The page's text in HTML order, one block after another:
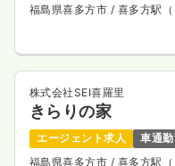
福島県喜多方市 / 喜多方駅
株式会社SEI喜羅里
きらりの家
エージェント求人
車通
福島県喜多方市 / 喜多方駅